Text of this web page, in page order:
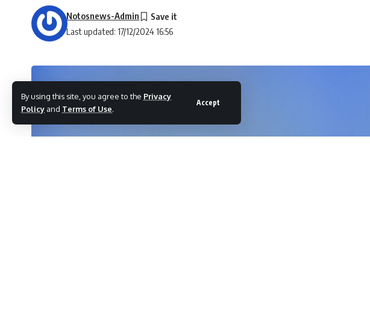
By using this site, you agree to the Privacy
Policy and Terms of Use.
Accept
Last updated: 17/12/2024 16:56
Notosnews-Admin